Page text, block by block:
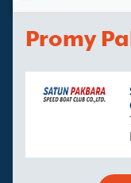
Promy